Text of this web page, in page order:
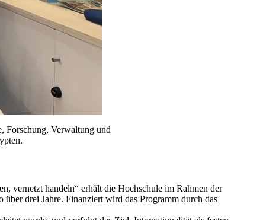
Forschung, Verwaltung und
vernetzt handeln“ erhält die Hochschule im Rahmen der
drei Jahre. Finanziert wird das Programm durch das